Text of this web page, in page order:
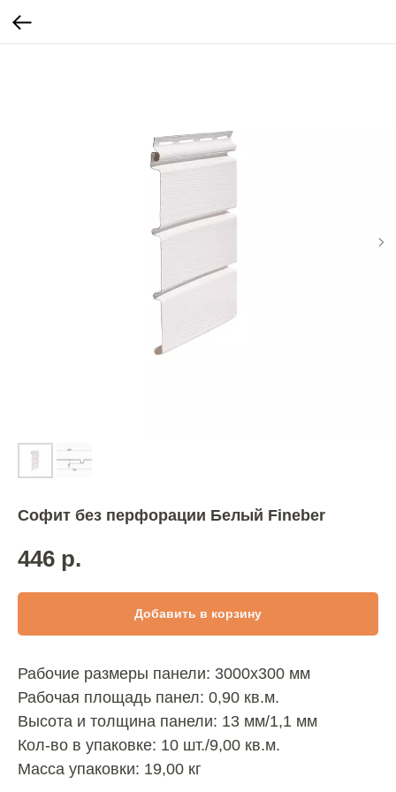
Софит без перфорации Белый Fineber
446 р.
Добавить в корзину
Рабочие размеры панели: 3000х300 мм
Рабочая площадь панел: 0,90 кв.м.
Высота и толщина панели: 13 мм/1,1 мм
Кол-во в упаковке: 10 шт./9,00 кв.м.
Масса упаковки: 19,00 кг